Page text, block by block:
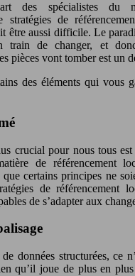
des spécialistes du
stratégies de
être aussi difficile. Le
train de changer, et
pièces vont tomber est un
des éléments qui vous
crucial pour nous tous
de référencement
certains principes ne
de référencement
de s’adapter aux
données structurées, ce
qu’il joue de plus en